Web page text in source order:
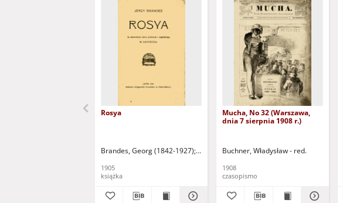
Rosya
Brandes, Georg (1842-1927) Sarnecka, M. - tł.
1905
książka
Mucha, No 32 (Warszawa,
dnia 7 sierpnia 1908 r.)
Buchner, Władysław - red.
1908
czasopismo